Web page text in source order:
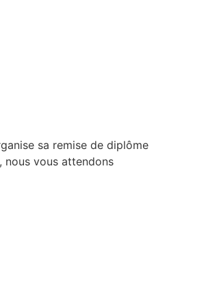
sa remise de diplôme
nous vous attendons